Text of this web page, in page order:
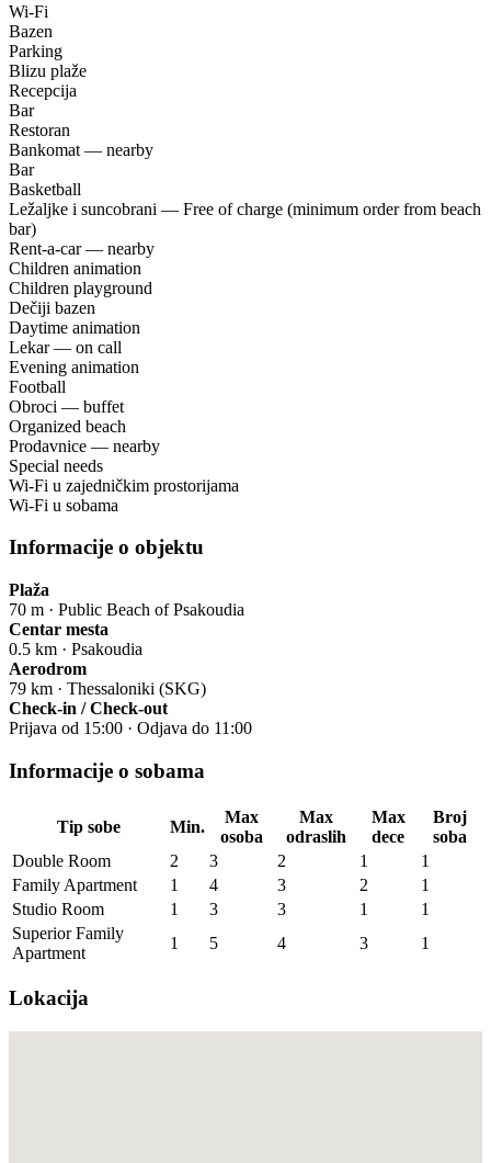
Wi-Fi
Bazen
Parking
Blizu plaže
Recepcija
Bar
Restoran
Bankomat — nearby
Bar
Basketball
Ležaljke i suncobrani — Free of charge (minimum order from beach
bar)
Rent-a-car — nearby
Children animation
Children playground
Dečiji bazen
Daytime animation
Lekar — on call
Evening animation
Football
Obroci — buffet
Organized beach
Prodavnice — nearby
Special needs
Wi-Fi u zajedničkim prostorijama
Wi-Fi u sobama
Informacije o objektu
Plaža
70 m · Public Beach of Psakoudia
Centar mesta
0.5 km · Psakoudia
Aerodrom
79 km · Thessaloniki (SKG)
Check-in / Check-out
Prijava od 15:00 · Odjava do 11:00
Informacije o sobama
Tip sobe Min.
Max
osoba
Max
odraslih
Max
dece
Broj
soba
Double Room
2 3 2 1
1
Family Apartment
1 4 3 2
1
Studio Room
1 3 3 1
1
Superior Family
Apartment
1 5 4 3 1
Lokacija